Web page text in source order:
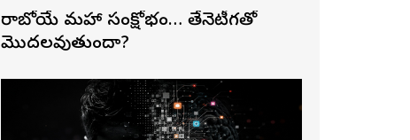
రాబోయే మహా సంక్షోభం… తేనెటీగతో
మొదలవుతుందా?